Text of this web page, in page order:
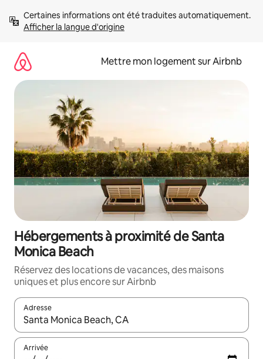
directement
Afficher la langue d'origine
Mettre mon logement sur Airbnb
Hébergements à proximité de Santa
Monica Beach
Réservez des locations de vacances, des maisons
uniques et plus encore sur Airbnb
Adresse
Lorsque les résultats s'affichent, utilisez les flèches vers le
Arrivée